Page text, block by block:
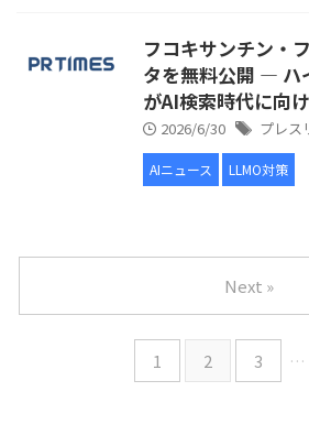
フコキサンチン・
タを無料公開 ― ハ
がAI検索時代に向
2026/6/30 プレス
AIニュース LLMO対策
1 2 3 …
Next »